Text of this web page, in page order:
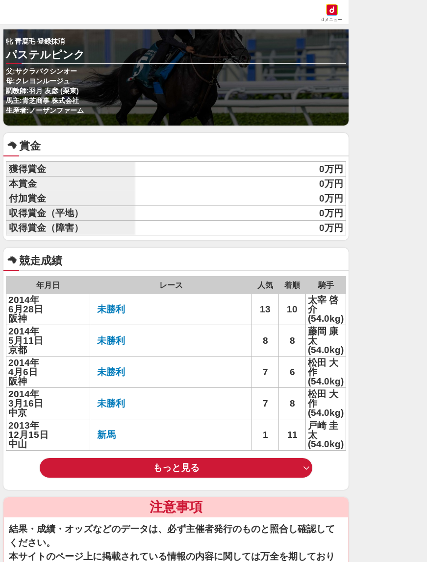
dメニュー
牝 青鹿毛 登録抹消
パステルピンク
父:サクラバクシンオー
母:クレヨンルージュ
調教師:羽月 友彦 (栗東)
馬主:青芝商事 株式会社
生産者:ノーザンファーム
賞金
獲得賞金
0万円
本賞金
0万円
付加賞金
0万円
収得賞金（平地）
0万円
収得賞金（障害）
0万円
競走成績
年月日 レース 人気 着順 騎手
2014年
6月28日
阪神
未勝利 13 10
太宰 啓
介
(54.0kg)
2014年
5月11日
京都
未勝利 8 8
藤岡 康
太
(54.0kg)
2014年
4月6日
阪神
未勝利 7 6
松田 大
作
(54.0kg)
2014年
3月16日
中京
未勝利 7 8
松田 大
作
(54.0kg)
2013年
12月15日
中山
新馬 1 11
戸崎 圭
太
(54.0kg)
もっと見る
注意事項
結果・成績・オッズなどのデータは、必ず主催者発行のものと照合し確認して
ください。
本サイトのページ上に掲載されている情報の内容に関しては万全を期しており